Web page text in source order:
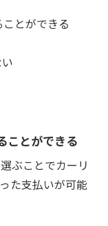
とができる
ことができる
ぶことでカーリ
た支払いが可能